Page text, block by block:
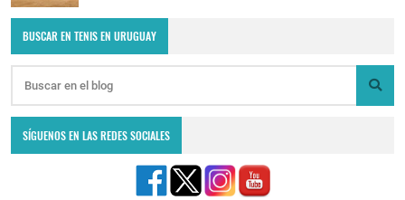
BUSCAR EN TENIS EN URUGUAY
SÍGUENOS EN LAS REDES SOCIALES